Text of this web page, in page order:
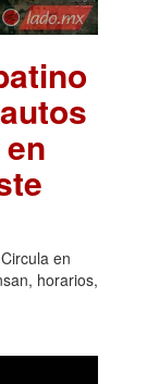
en
horarios,